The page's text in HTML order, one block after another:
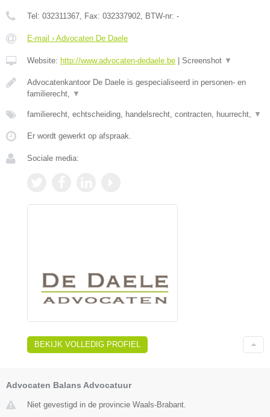
Tel: 032311367, Fax: 032337902, BTW-nr: -
E-mail › Advocaten De Daele
Website: http://www.advocaten-dedaele.be Screenshot ▼
Advocatenkantoor De Daele is gespecialiseerd in personen- en
familierecht, ▼
familierecht, echtscheiding, handelsrecht, contracten, huurrecht, ▼
Er wordt gewerkt op afspraak.
Sociale media:
BEKIJK VOLLEDIG PROFIEL
Advocaten Balans Advocatuur
Niet gevestigd in de provincie Waals-Brabant.